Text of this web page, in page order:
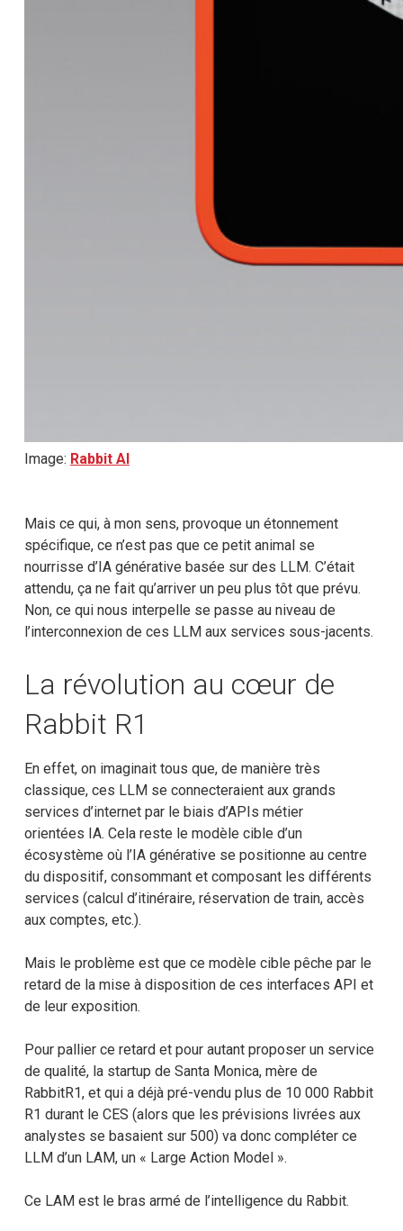
Image: Rabbit AI
Mais ce qui, à mon sens, provoque un étonnement
spécifique, ce n’est pas que ce petit animal se
nourrisse d’IA générative basée sur des LLM. C’était
attendu, ça ne fait qu’arriver un peu plus tôt que prévu.
Non, ce qui nous interpelle se passe au niveau de
l’interconnexion de ces LLM aux services sous-jacents.
La révolution au cœur de
Rabbit R1
En effet, on imaginait tous que, de manière très
classique, ces LLM se connecteraient aux grands
services d’internet par le biais d’APIs métier
orientées IA. Cela reste le modèle cible d’un
écosystème où l’IA générative se positionne au centre
du dispositif, consommant et composant les différents
services (calcul d’itinéraire, réservation de train, accès
aux comptes, etc.).
Mais le problème est que ce modèle cible pêche par le
retard de la mise à disposition de ces interfaces API et
de leur exposition.
Pour pallier ce retard et pour autant proposer un service
de qualité, la startup de Santa Monica, mère de
RabbitR1, et qui a déjà pré-vendu plus de 10 000 Rabbit
R1 durant le CES (alors que les prévisions livrées aux
analystes se basaient sur 500) va donc compléter ce
LLM d’un LAM, un « Large Action Model ».
Ce LAM est le bras armé de l’intelligence du Rabbit.